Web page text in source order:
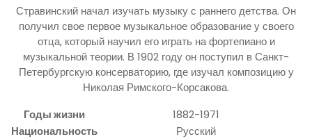
Стравинский начал изучать музыку с раннего детства. Он
получил свое первое музыкальное образование у своего
отца, который научил его играть на фортепиано и
музыкальной теории. В 1902 году он поступил в Санкт-
Петербургскую консерваторию, где изучал композицию у
Николая Римского-Корсакова.
Годы жизни
1882-1971
Национальность
Русский